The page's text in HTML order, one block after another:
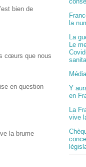
bien de
cœurs que nous
en question
la brume
la
La
Le
Y
en
La
vive